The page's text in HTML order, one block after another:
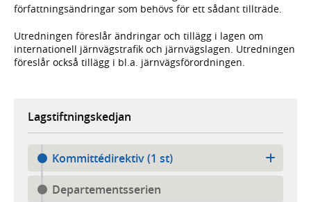
författningsändringar som behövs för ett sådant tillträde.
Utredningen föreslår ändringar och tillägg i lagen om
internationell järnvägstrafik och järnvägslagen. Utredningen
föreslår också tillägg i bl.a. järnvägsförordningen.
Lagstiftningskedjan
Kommittédirektiv (1 st)
Departementsserien